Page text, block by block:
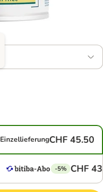
EinzellieferungCHF 45.50
-5% CHF